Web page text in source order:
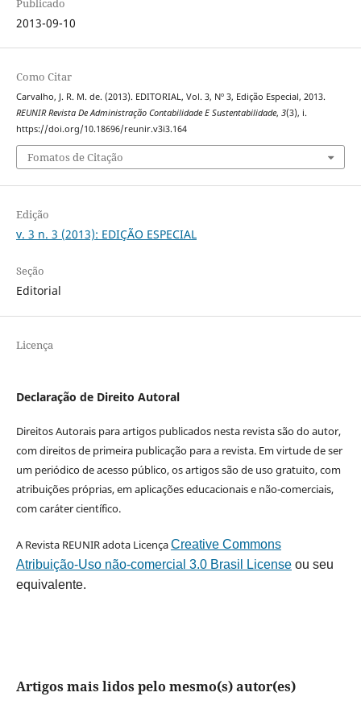
Publicado
2013-09-10
Como Citar
Carvalho, J. R. M. de. (2013). EDITORIAL, Vol. 3, Nº 3, Edição Especial, 2013.
REUNIR Revista De Administração Contabilidade E Sustentabilidade, 3(3), i.
https://doi.org/10.18696/reunir.v3i3.164
Fomatos de Citação
Edição
v. 3 n. 3 (2013): EDIÇÃO ESPECIAL
Seção
Editorial
Licença
Declaração de Direito Autoral
Direitos Autorais para artigos publicados nesta revista são do autor,
com direitos de primeira publicação para a revista. Em virtude de ser
um periódico de acesso público, os artigos são de uso gratuito, com
atribuições próprias, em aplicações educacionais e não-comerciais,
com caráter científico.
A Revista REUNIR adota LicençaCreative Commons
Atribuição-Uso não-comercial 3.0 Brasil Licenseou seu
equivalente.
Artigos mais lidos pelo mesmo(s) autor(es)